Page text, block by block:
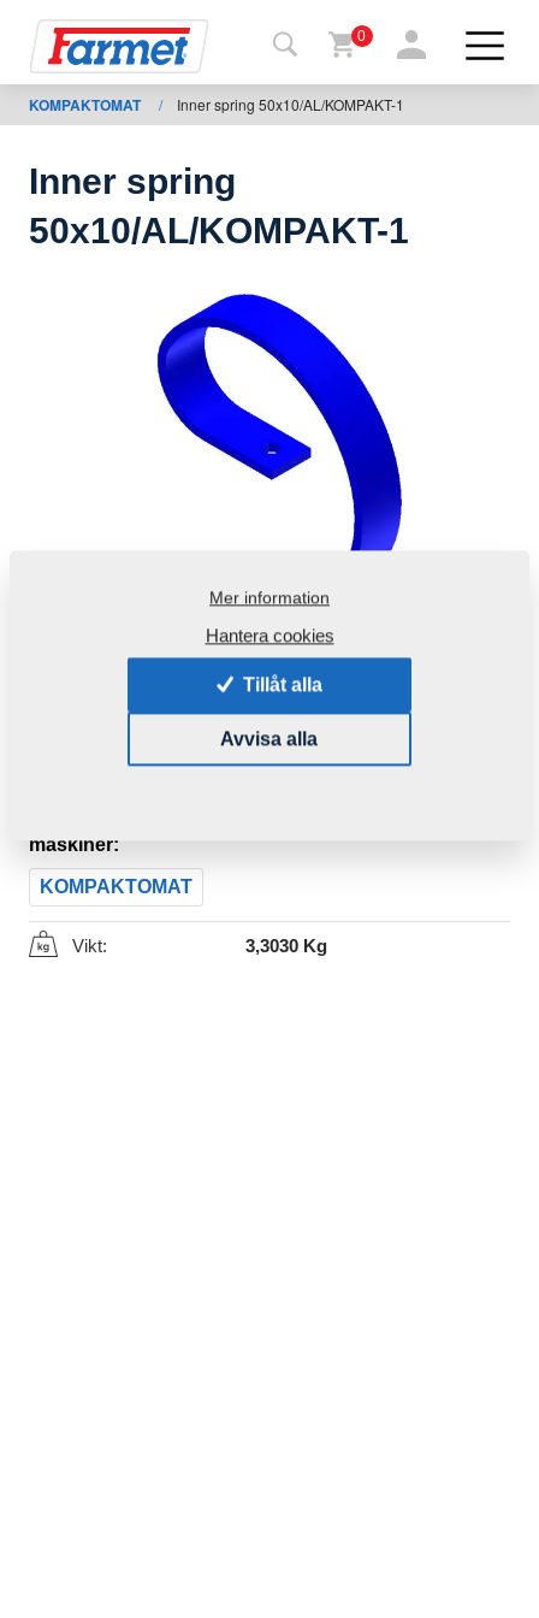
shop
0
KOMPAKTOMAT / Inner spring 50x10/AL/KOMPAKT-1
Inner spring
50x10/AL/KOMPAKT-1
Produktkod: 3000300
maskiner:
KOMPAKTOMAT
Vikt: 3,3030 Kg
Mer information
Hantera cookies
Tillåt alla
Avvisa alla